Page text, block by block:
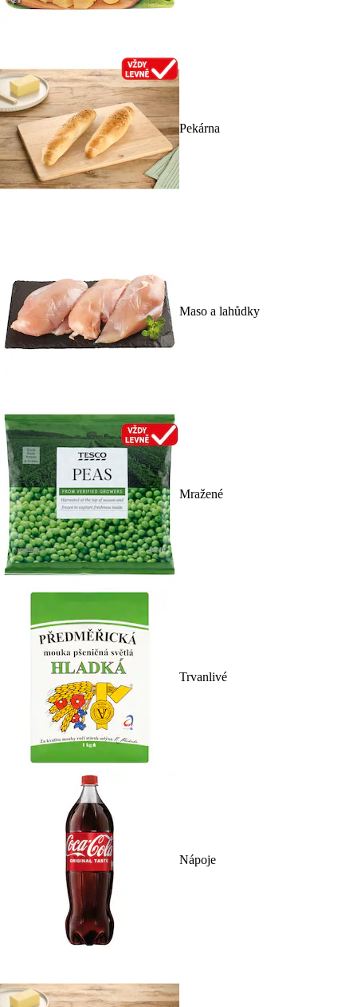
Pekárna
Maso a lahůdky
Mražené
Trvanlivé
Nápoje